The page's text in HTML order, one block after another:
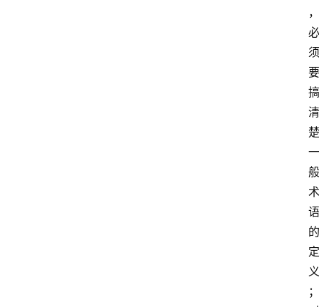
，
必
须
要
搞
清
楚
一
般
术
语
的
定
义
；